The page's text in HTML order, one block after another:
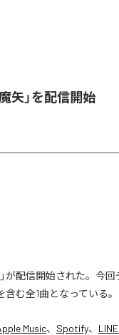
矢」を配信開始
が配信開始された。今
含む全1曲となっている。
Music、 Spotify、